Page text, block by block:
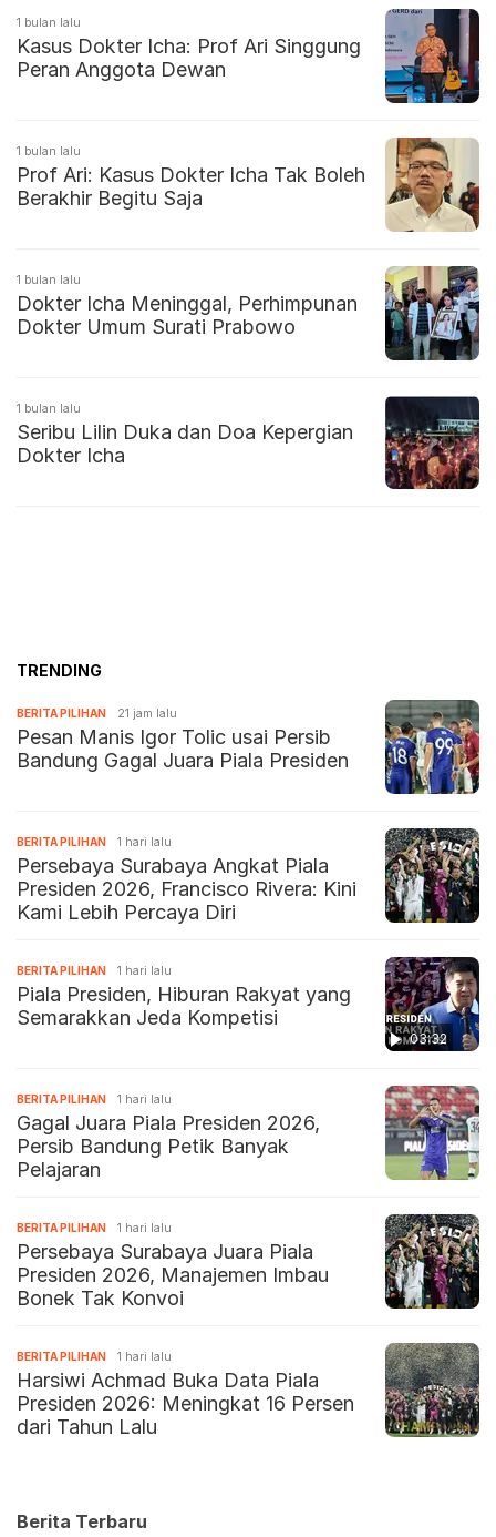
1 bulan lalu
Kasus Dokter Icha: Prof Ari Singgung
Peran Anggota Dewan
1 bulan lalu
Prof Ari: Kasus Dokter Icha Tak Boleh
Berakhir Begitu Saja
1 bulan lalu
Dokter Icha Meninggal, Perhimpunan
Dokter Umum Surati Prabowo
1 bulan lalu
Seribu Lilin Duka dan Doa Kepergian
Dokter Icha
TRENDING
BERITA PILIHAN 21 jam lalu
Pesan Manis Igor Tolic usai Persib
Bandung Gagal Juara Piala Presiden
BERITA PILIHAN 1 hari lalu
Persebaya Surabaya Angkat Piala
Presiden 2026, Francisco Rivera: Kini
Kami Lebih Percaya Diri
03:32
BERITA PILIHAN 1 hari lalu
Piala Presiden, Hiburan Rakyat yang
Semarakkan Jeda Kompetisi
BERITA PILIHAN 1 hari lalu
Gagal Juara Piala Presiden 2026,
Persib Bandung Petik Banyak
Pelajaran
BERITA PILIHAN 1 hari lalu
Persebaya Surabaya Juara Piala
Presiden 2026, Manajemen Imbau
Bonek Tak Konvoi
BERITA PILIHAN 1 hari lalu
Harsiwi Achmad Buka Data Piala
Presiden 2026: Meningkat 16 Persen
dari Tahun Lalu
Berita Terbaru